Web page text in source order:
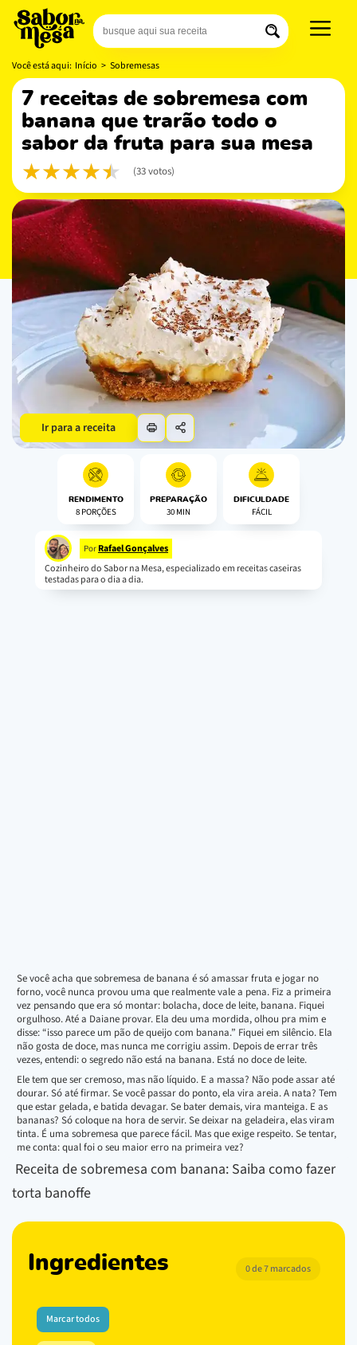
Você está aqui: Início > Sobremesas
7 receitas de sobremesa com
banana que trarão todo o
sabor da fruta para sua mesa
(33 votos)
Ir para a receita
RENDIMENTO
8 PORÇÕES
PREPARAÇÃO
30 MIN
DIFICULDADE
FÁCIL
Por Rafael Gonçalves
Cozinheiro do Sabor na Mesa, especializado em receitas caseiras
testadas para o dia a dia.
Se você acha que sobremesa de banana é só amassar fruta e jogar no
forno, você nunca provou uma que realmente vale a pena. Fiz a primeira
vez pensando que era só montar: bolacha, doce de leite, banana. Fiquei
orgulhoso. Até a Daiane provar. Ela deu uma mordida, olhou pra mim e
disse: “isso parece um pão de queijo com banana.” Fiquei em silêncio. Ela
não gosta de doce, mas nunca me corrigiu assim. Depois de errar três
vezes, entendi: o segredo não está na banana. Está no doce de leite.
Ele tem que ser cremoso, mas não líquido. E a massa? Não pode assar até
dourar. Só até firmar. Se você passar do ponto, ela vira areia. A nata? Tem
que estar gelada, e batida devagar. Se bater demais, vira manteiga. E as
bananas? Só coloque na hora de servir. Se deixar na geladeira, elas viram
tinta. É uma sobremesa que parece fácil. Mas que exige respeito. Se tentar,
me conta: qual foi o seu maior erro na primeira vez?
Receita de sobremesa com banana: Saiba como fazer
torta banoffe
Ingredientes 0 de 7 marcados
Marcar todos